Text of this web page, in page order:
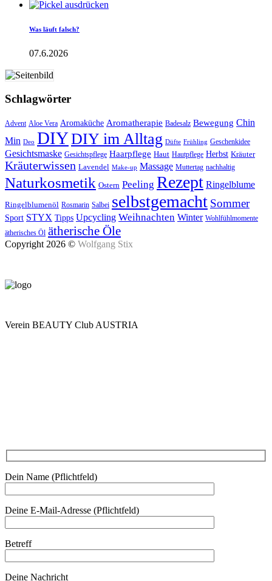
Was läuft falsch?
07.6.2026
Schlagwörter
Advent Aloe Vera Aromaküche Aromatherapie Badesalz Bewegung Chin
Min Deo DIYDIY im Alltag Düfte Frühling Geschenkidee
Gesichtsmaske Gesichtspflege Haarpflege Haut Hautpflege Herbst Kräuter
Kräuterwissen Lavendel Make-up Massage Muttertag nachhaltig
Naturkosmetik Ostern Peeling Rezept Ringelblume
Ringelblumenöl Rosmarin Salbei selbstgemacht Sommer
Sport STYX Tipps Upcycling Weihnachten Winter Wohlfühlmomente
ätherisches Öl ätherische Öle
Copyright 2026 © Wolfgang Stix
Verein BEAUTY Club AUSTRIA
Dein Name (Pflichtfeld)
Deine E-Mail-Adresse (Pflichtfeld)
Betreff
Deine Nachricht